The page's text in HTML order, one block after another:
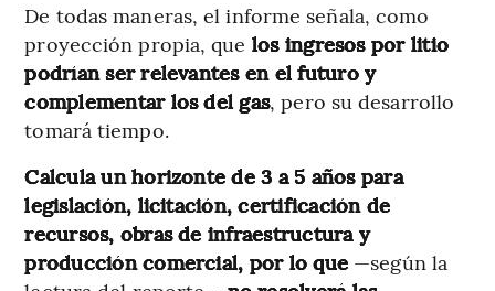
De todas maneras, el informe señala, como
proyección propia, que los ingresos por litio
podrían ser relevantes en el futuro y
complementar los del gas, pero su desarrollo
tomará tiempo.
Calcula un horizonte de 3 a 5 años para
legislación, licitación, certificación de
recursos, obras de infraestructura y
producción comercial, por lo que —según la